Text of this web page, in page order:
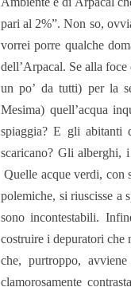
pari al 2%”. Non so,
vorrei porre qualche
dell’Arpacal. Se alla
un po’ da tutti) per la
Mesima) quell’acqua
spiaggia? E gli abitanti
scaricano? Gli alberghi,
Quelle acque verdi, con
polemiche, si riuscisse a
sono incontestabili.
costruire i depuratori che
che, purtroppo,
clamorosamente